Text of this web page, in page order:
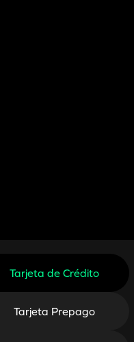
Tarjeta de Crédito
Tarjeta Prepago